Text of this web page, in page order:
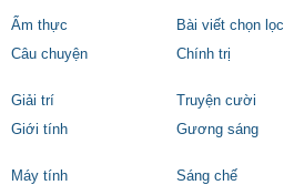
Ẩm thực Bài viết chọn lọc
Câu chuyện
Chính trị
Giải trí
Truyện cười
Giới tính
Gương sáng
Máy tính
Sáng chế